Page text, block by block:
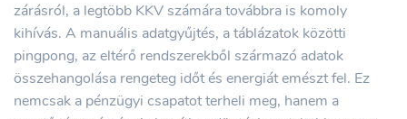
zárásról, a legtöbb KKV számára továbbra is komoly
kihívás. A manuális adatgyűjtés, a táblázatok közötti
pingpong, az eltérő rendszerekből származó adatok
összehangolása rengeteg időt és energiát emészt fel. Ez
nemcsak a pénzügyi csapatot terheli meg, hanem a